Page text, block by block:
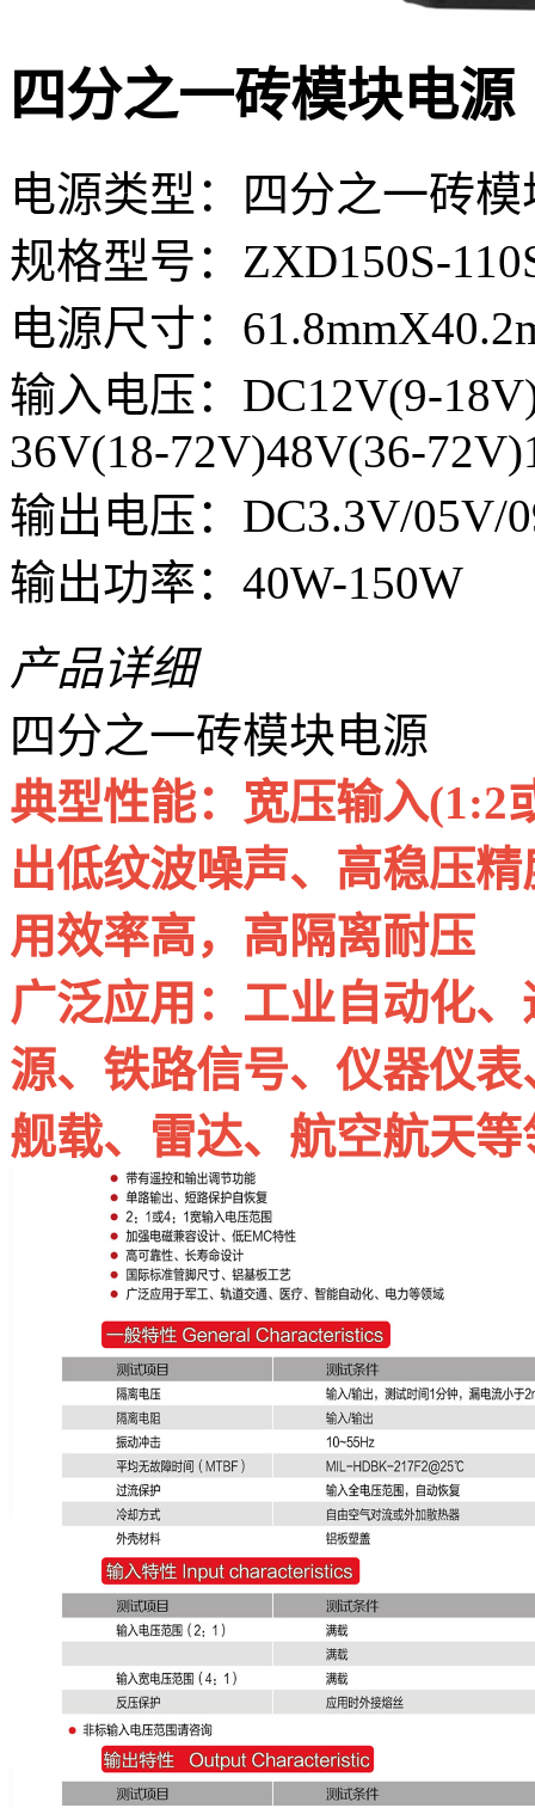
四分之一砖模块电源
电源类型：四分之一砖
规格型号：ZXD150S-
电源尺寸：
输入电压：DC12V(9-
36V(18-72V)48V(36-
输出电压：DC3.3V/05V/
输出功率：40W-150W
产品详细
四分之一砖模块电源
典型性能：宽压输入(1:2
出低纹波噪声、高稳压
用效率高，高隔离耐压
广泛应用：工业自动化
源、铁路信号、仪器仪
舰载、雷达、航空航天等